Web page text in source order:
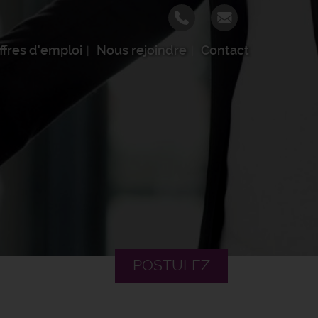
d'emploi Nous rejoindre Contact
POSTULEZ